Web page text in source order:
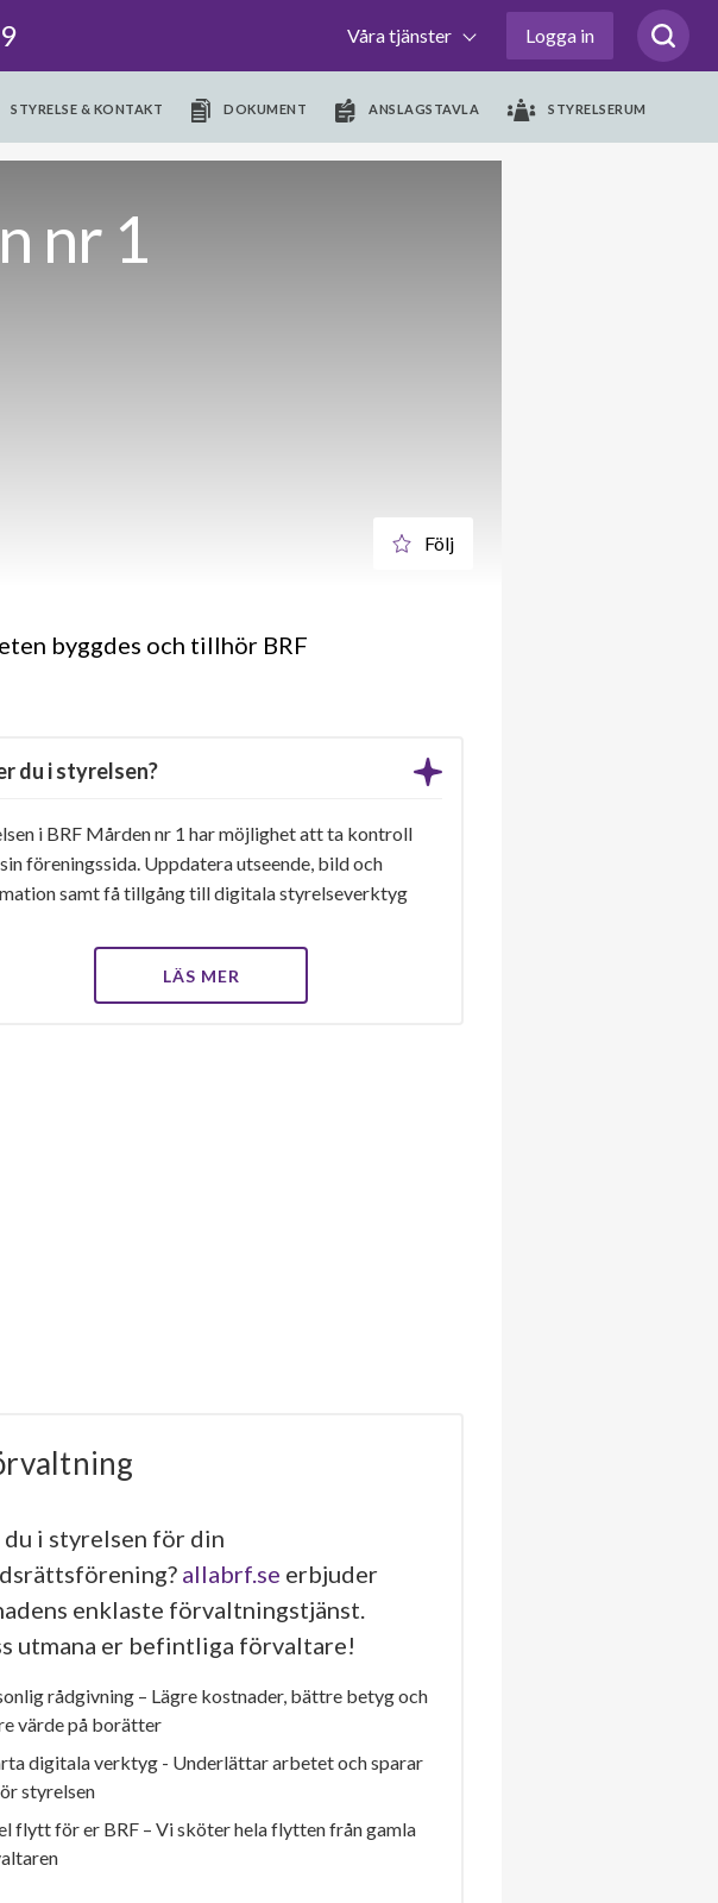
Våra tjänster Logga in
STYRELSE & KONTAKT DOKUMENT ANSLAGSTAVLA STYRELSERUM
nr 1
Följ
byggdes och tillhör BRF
du i styrelsen?
i BRF Mården nr 1 har möjlighet att ta kontroll
föreningssida. Uppdatera utseende, bild och
samt få tillgång till digitala styrelseverktyg
LÄS MER
i styrelsen för din
allabrf.se erbjuder
enklaste förvaltningstjänst.
utmana er befintliga förvaltare!
rådgivning – Lägre kostnader, bättre betyg och
värde på borätter
digitala verktyg - Underlättar arbetet och sparar
styrelsen
flytt för er BRF – Vi sköter hela flytten från gamla